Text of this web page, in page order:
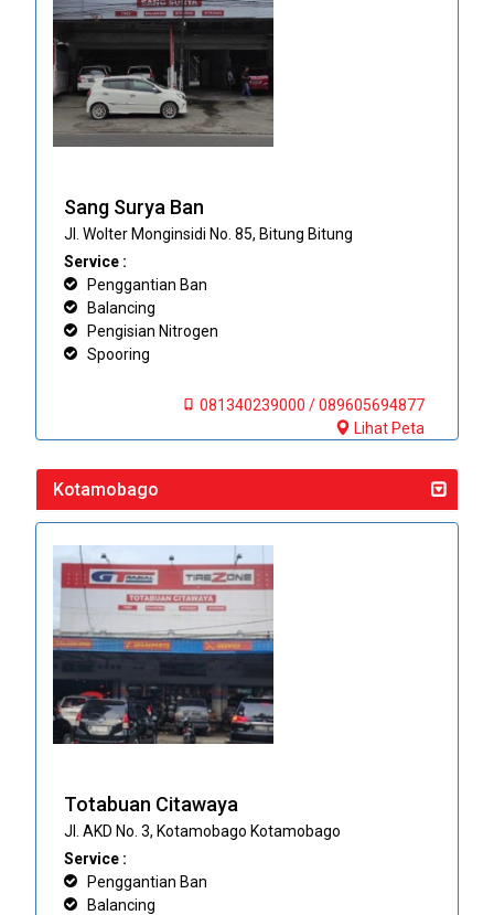
Sang Surya Ban
Jl. Wolter Monginsidi No. 85, Bitung Bitung
Service :
Penggantian Ban
Balancing
Pengisian Nitrogen
Spooring
081340239000 / 089605694877
Lihat Peta
Kotamobago
Totabuan Citawaya
Jl. AKD No. 3, Kotamobago Kotamobago
Service :
Penggantian Ban
Balancing